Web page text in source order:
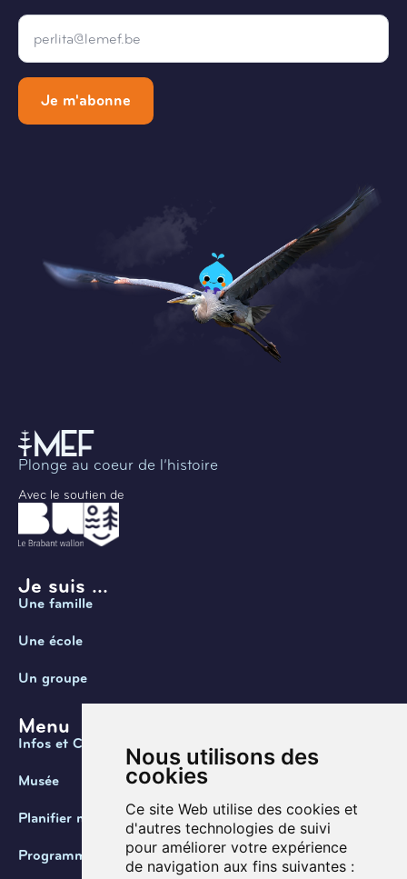
Nous utilisons des
cookies
Ce site Web utilise des cookies et
d'autres technologies de suivi
pour améliorer votre expérience
de navigation aux fins suivantes :
Email
Je m'abonne
Plonge au coeur de l’histoire
Avec le soutien de
Je suis ...
Une famille
Une école
Un groupe
Menu
Infos et Contact
Musée
Planifier ma visite
Programmation